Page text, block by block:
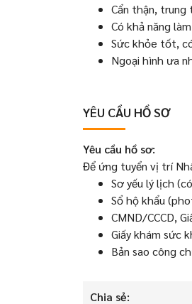
Cẩn thận,
Có khả năng
Sức khỏe tốt,
Ngoại hình ưa
YÊU CẦU HỒ SƠ
Yêu cầu hồ sơ:
Để ứng tuyển vị trí
Sơ yếu lý lịch
Sổ hộ khẩu
CMND/CCCD,
Giấy khám sức
Bản sao công
Chia sẻ: